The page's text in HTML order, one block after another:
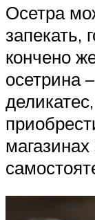
Осетра
запекать,
кончено
осетрина